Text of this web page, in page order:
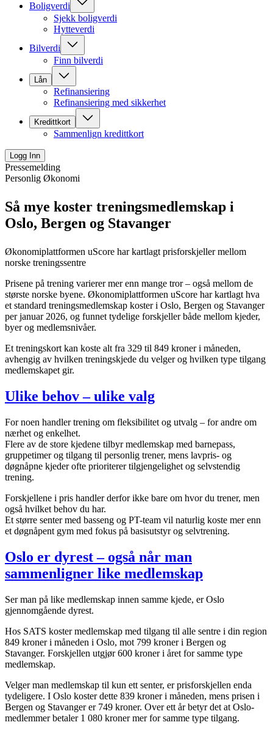
Boligverdi
Sjekk boligverdi
Hytteverdi
Bilverdi
Finn bilverdi
Lån
Refinansiering
Refinansiering med sikkerhet
Kredittkort
Sammenlign kredittkort
Logg Inn
Pressemelding
Personlig Økonomi
Så mye koster treningsmedlemskap i
Oslo, Bergen og Stavanger
Økonomiplattformen uScore har kartlagt prisforskjeller mellom
norske treningssentre
Prisene på trening varierer mer enn mange tror – også mellom de
største norske byene. Økonomiplattformen uScore har kartlagt hva
et standard treningsmedlemskap koster i Oslo, Bergen og Stavanger
per januar 2026, og funnet tydelige forskjeller både mellom kjeder,
byer og medlemsnivåer.
Et treningskort kan koste alt fra 329 til 849 kroner i måneden,
avhengig av hvilken treningskjede du velger og hvilken type tilgang
medlemskapet gir.
Ulike behov – ulike valg
For noen handler trening om fleksibilitet og utvalg – for andre om
nærhet og enkelhet.
Flere av de store kjedene tilbyr medlemskap med barnepass,
gruppetimer og tilgang til personlig trener, mens lavpris- og
døgnåpne kjeder ofte prioriterer tilgjengelighet og selvstendig
trening.
Forskjellene i pris handler derfor ikke bare om hvor du trener, men
også hvilket behov du har.
Et større senter med basseng og PT-team vil naturlig koste mer enn
et døgnåpent gym med fokus på basisutstyr og selvtrening.
Oslo er dyrest – også når man
sammenligner like medlemskap
Ser man på like medlemskap innen samme kjede, er Oslo
gjennomgående dyrest.
Hos SATS koster medlemskap med tilgang til alle sentre i din region
849 kroner i måneden i Oslo, mot 799 kroner i Bergen og
Stavanger. Forskjellen utgjør 600 kroner i året for samme type
medlemskap.
Velger man medlemskap til kun ett senter, er prisforskjellen enda
tydeligere. I Oslo koster dette 839 kroner i måneden, mens prisen i
Bergen og Stavanger er 749 kroner. Over ett år betyr det at Oslo-
medlemmer betaler 1 080 kroner mer for samme type tilgang.